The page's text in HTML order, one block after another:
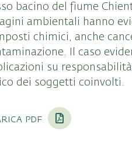
bacino del fiume
ambientali hanno
chimici, anche
Il caso
su
dei soggetti coinvolti.
pdf